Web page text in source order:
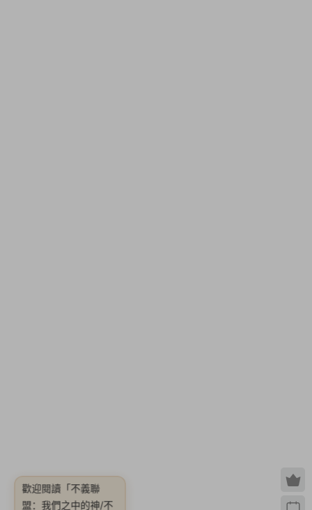
歡迎閱讀 「不義聯
盟：我們之中的神/不
義聯盟：人中之
神/Injustice: Gods
Among Us Ultimate
Edition【完整版|容量
20.2GB|内置簡中漢